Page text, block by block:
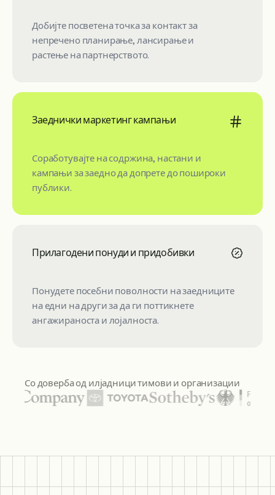
Заеднички маркетинг кампањи
Соработувајте на содржина, настани и
кампањи за заедно да допрете до пошироки
публики.
Прилагодени понуди и придобивки
Понудете посебни поволности на заедниците
на едни на други за да ги поттикнете
ангажираноста и лојалноста.
Добијте посветена точка за контакт за
непречено планирање, лансирање и
растење на партнерството.
Со доверба од илјадници тимови и организации